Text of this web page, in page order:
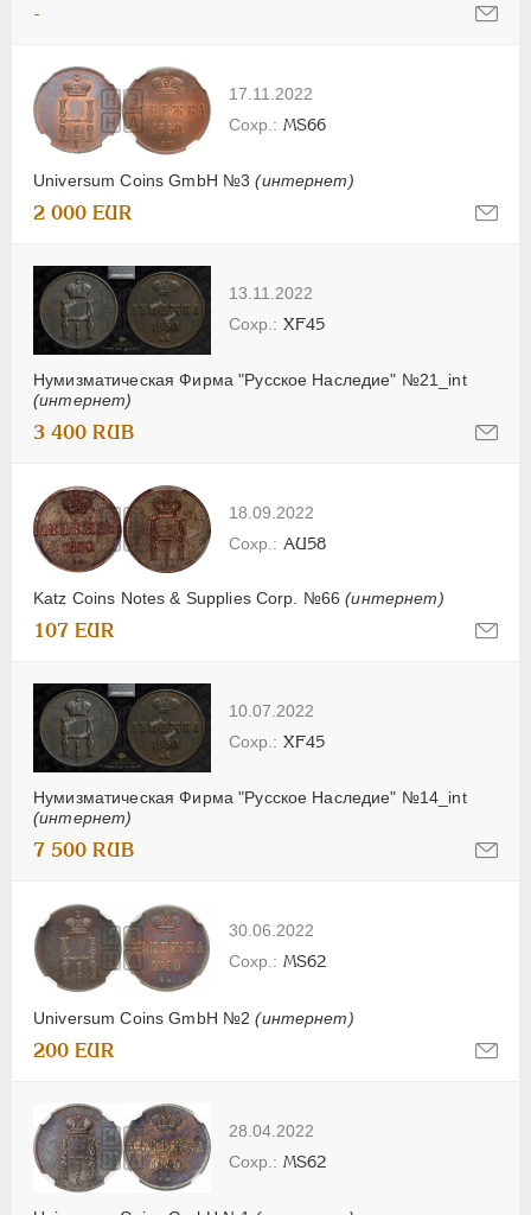
-
17.11.2022
Universum Coins GmbH №3(интернет)
MS66
2 000 EUR
13.11.2022
Нумизматическая Фирма "Русское Наследие" №21_int
(интернет)
XF45
3 400 RUB
18.09.2022
Katz Coins Notes & Supplies Corp. №66(интернет)
AU58
107 EUR
10.07.2022
Нумизматическая Фирма "Русское Наследие" №14_int
(интернет)
XF45
7 500 RUB
30.06.2022
Universum Coins GmbH №2(интернет)
MS62
200 EUR
28.04.2022
MS62